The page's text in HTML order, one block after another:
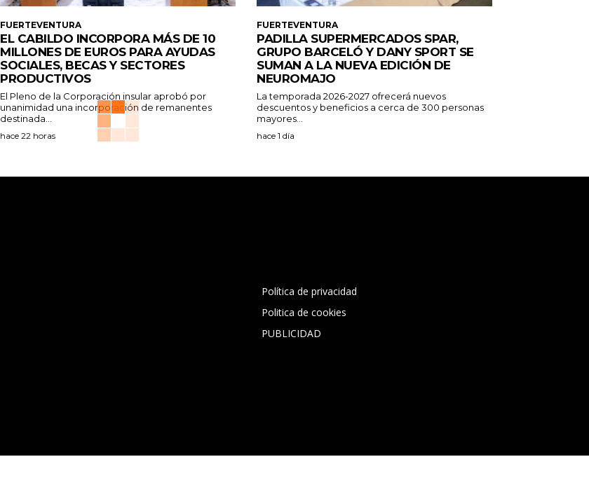
FUERTEVENTURA
EL CABILDO INCORPORA MÁS DE 10
MILLONES DE EUROS PARA AYUDAS
SOCIALES, BECAS Y SECTORES
PRODUCTIVOS
El Pleno de la Corporación insular aprobó por
unanimidad una incorporación de remanentes
destinada...
hace 22 horas
FUERTEVENTURA
PADILLA SUPERMERCADOS SPAR,
GRUPO BARCELÓ Y DANY SPORT SE
SUMAN A LA NUEVA EDICIÓN DE
NEUROMAJO
La temporada 2026-2027 ofrecerá nuevos
descuentos y beneficios a cerca de 300 personas
mayores...
hace 1 día
Política de privacidad
Politica de cookies
PUBLICIDAD